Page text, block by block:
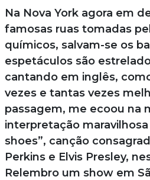
Na Nova York agora em
famosas ruas tomadas
químicos, salvam-se os
espetáculos são
cantando em inglês,
vezes e tantas vezes
passagem, me ecoou na
interpretação
shoes”, canção
Perkins e Elvis Presley,
Relembro um show em